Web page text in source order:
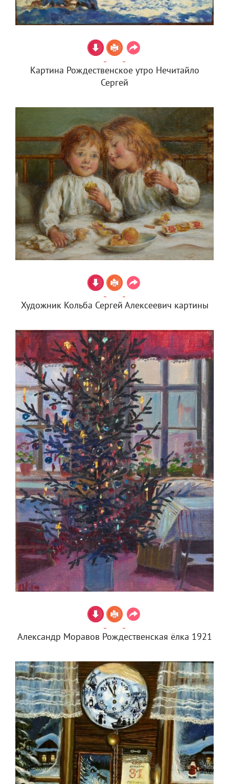
Картина Рождественское утро Нечитайло
Сергей
Художник Кольба Сергей Алексеевич картины
Александр Моравов Рождественская ёлка 1921